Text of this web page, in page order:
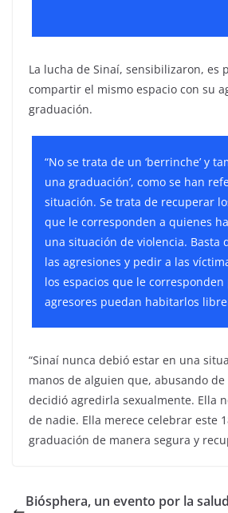
La lucha de Sinaí, sensibilizaron, es
compartir el mismo espacio con su
graduación.
“No se trata de un ‘berrinche’ y
una graduación’, como se han
situación. Se trata de recuperar
que le corresponden a quienes
una situación de violencia. Basta
las agresiones y pedir a las
los espacios que le corresponden
agresores puedan habitarlos
“Sinaí nunca debió estar en una
manos de alguien que, abusando
decidió agredirla sexualmente. Ella
de nadie. Ella merece celebrar este
graduación de manera segura y
Biósphera, un evento por la